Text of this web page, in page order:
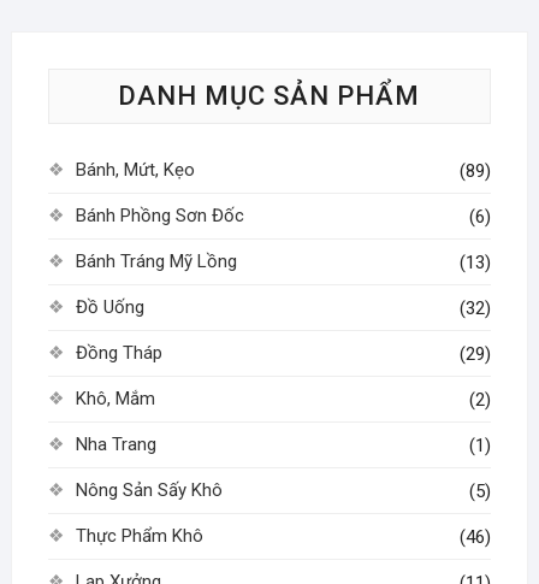
DANH MỤC SẢN PHẨM
Bánh, Mứt, Kẹo (89)
Bánh Phồng Sơn Đốc (6)
Bánh Tráng Mỹ Lồng (13)
Đồ Uống (32)
Đồng Tháp (29)
Khô, Mắm (2)
Nha Trang (1)
Nông Sản Sấy Khô (5)
Thực Phẩm Khô (46)